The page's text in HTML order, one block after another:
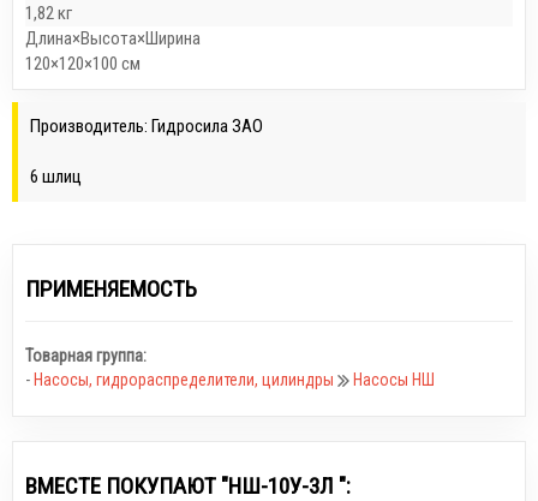
1,82 кг
Длина×Высота×Ширина
120×120×100 см
Производитель: Гидросила ЗАО
6 шлиц
ПРИМЕНЯЕМОСТЬ
Товарная группа:
-Насосы, гидрораспределители, цилиндры Насосы НШ
ВМЕСТЕ ПОКУПАЮТ "НШ-10У-3Л ":